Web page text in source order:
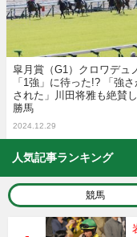
皐月賞（G1）クロワデュ
「1強」に待った!? 「強
された」川田将雅も絶賛
勝馬
2024.12.29
人気記事ランキング
競馬